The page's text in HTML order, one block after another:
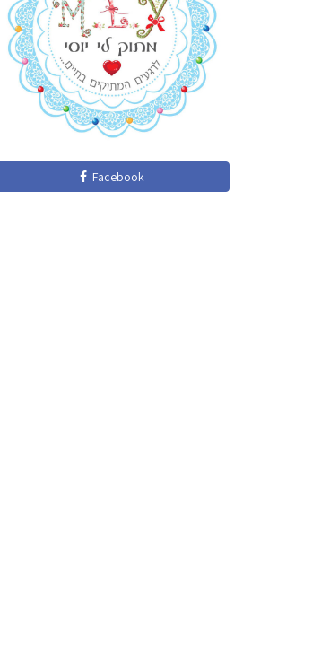
Facebook